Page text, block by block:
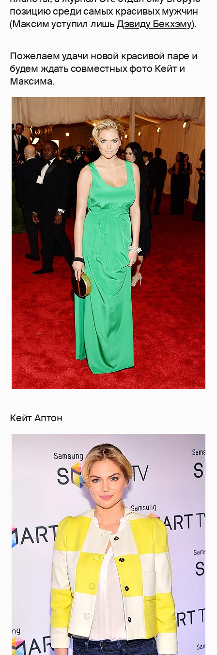
позицию среди самых красивых мужчин
(Максим уступил лишьДэвиду Бекхэму).
Пожелаем удачи новой красивой паре и
будем ждать совместных фото Кейт и
Максима.
Кейт Аптон